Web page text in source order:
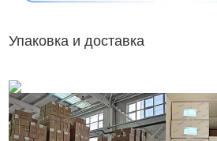
Упаковка и доставка